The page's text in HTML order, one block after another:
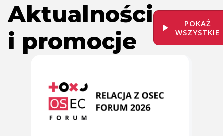
Aktualności
i promocje
POKAŻ
WSZYSTKIE